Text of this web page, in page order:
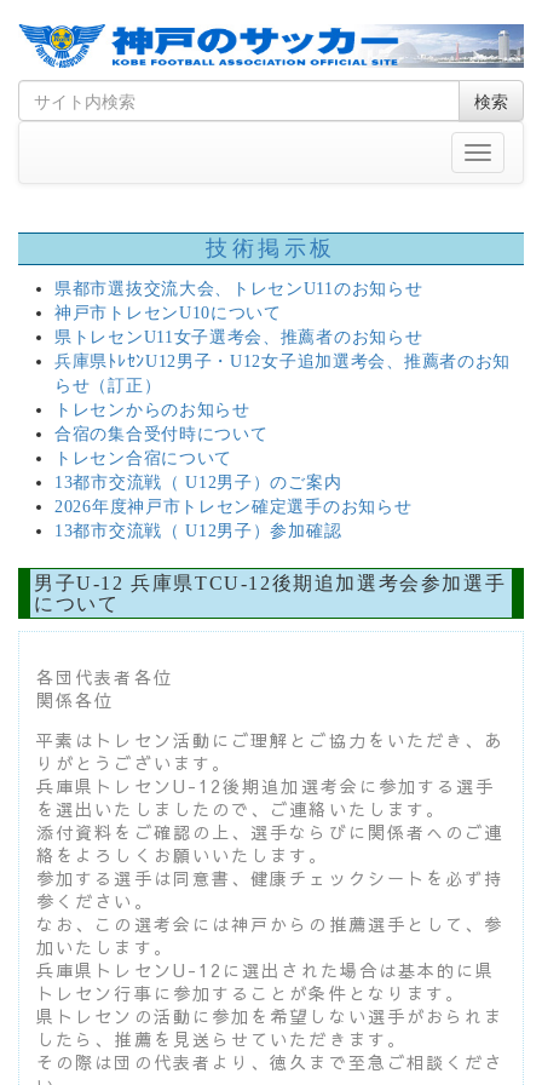
Skip
to
Search
for
検索
Toggle
技術掲示板
県都市選抜交流大会、トレセンU11のお知らせ
神戸市トレセンU10について
県トレセンU11女子選考会、推薦者のお知らせ
兵庫県ﾄﾚｾﾝU12男子・U12女子追加選考会、推薦者のお知
らせ（訂正）
トレセンからのお知らせ
合宿の集合受付時について
トレセン合宿について
13都市交流戦（ U12男子）のご案内
2026年度神戸市トレセン確定選手のお知らせ
13都市交流戦（ U12男子）参加確認
男子U-12 兵庫県TCU-12後期追加選考会参加選手
について
各団代表者各位
関係各位
平素はトレセン活動にご理解とご協力をいただき、あ
りがとうございます。
兵庫県トレセンU-12後期追加選考会に参加する選手
を選出いたしましたので、ご連絡いたします。
添付資料をご確認の上、選手ならびに関係者へのご連
絡をよろしくお願いいたします。
参加する選手は同意書、健康チェックシートを必ず持
参ください。
なお、この選考会には神戸からの推薦選手として、参
加いたします。
兵庫県トレセンU-12に選出された場合は基本的に県
トレセン行事に参加することが条件となります。
県トレセンの活動に参加を希望しない選手がおられま
したら、推薦を見送らせていただきます。
その際は団の代表者より、徳久まで至急ご相談くださ